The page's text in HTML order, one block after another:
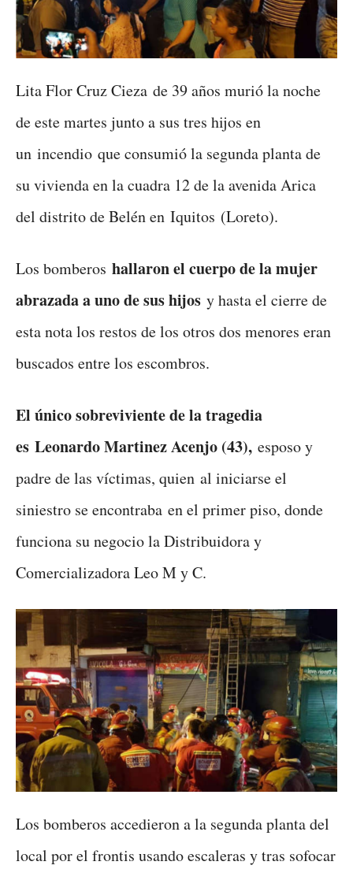
Lita Flor Cruz Cieza de 39 años murió la noche
de este martes junto a sus tres hijos en
un incendio que consumió la segunda planta de
su vivienda en la cuadra 12 de la avenida Arica
del distrito de Belén en Iquitos (Loreto).
Los bomberos hallaron el cuerpo de la mujer
abrazada a uno de sus hijos y hasta el cierre de
esta nota los restos de los otros dos menores eran
buscados entre los escombros.
El único sobreviviente de la tragedia
es Leonardo Martinez Acenjo (43), esposo y
padre de las víctimas, quien al iniciarse el
siniestro se encontraba en el primer piso, donde
funciona su negocio la Distribuidora y
Comercializadora Leo M y C.
Los bomberos accedieron a la segunda planta del
local por el frontis usando escaleras y tras sofocar